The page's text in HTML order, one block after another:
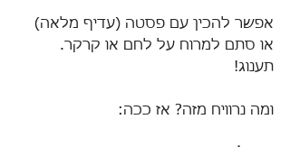
אפשר להכין עם פסטה (עדיף מלאה)
או סתם למרוח על לחם או קרקר.
תענוג!
ומה נרוויח מזה? אז ככה: